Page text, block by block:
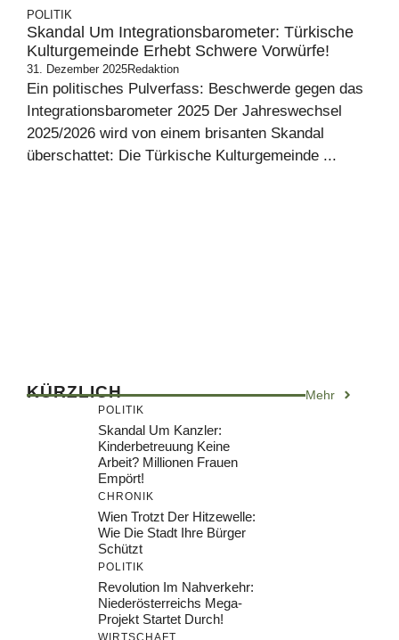
POLITIK
Skandal Um Integrationsbarometer: Türkische
Kulturgemeinde Erhebt Schwere Vorwürfe!
31. Dezember 2025Redaktion
Ein politisches Pulverfass: Beschwerde gegen das
Integrationsbarometer 2025 Der Jahreswechsel
2025/2026 wird von einem brisanten Skandal
überschattet: Die Türkische Kulturgemeinde ...
KÜRZLICH Mehr
POLITIK
Skandal Um Kanzler:
Kinderbetreuung Keine
Arbeit? Millionen Frauen
Empört!
CHRONIK
Wien Trotzt Der Hitzewelle:
Wie Die Stadt Ihre Bürger
Schützt
POLITIK
Revolution Im Nahverkehr:
Niederösterreichs Mega-
Projekt Startet Durch!
WIRTSCHAFT